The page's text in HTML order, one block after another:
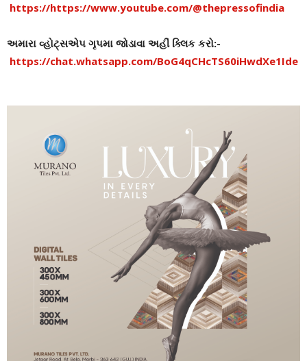
https://https://www.youtube.com/@thepressofindia
અમારા વ્હોટ્સએપ ગૃપમા જોડાવા અહીં ક્લિક કરો:-
https://chat.whatsapp.com/BoG4qCHcTS60iHwdXe1Ide